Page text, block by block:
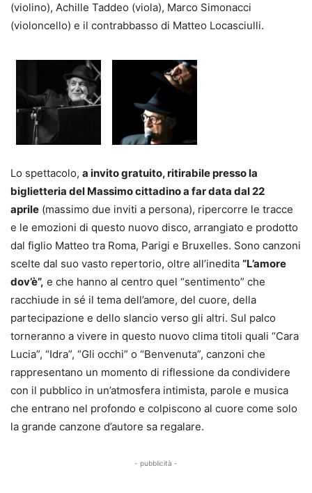
(violino), Achille Taddeo (viola), Marco Simonacci
(violoncello) e il contrabbasso di Matteo Locasciulli.
Lo spettacolo, a invito gratuito, ritirabile presso la
biglietteria del Massimo cittadino a far data dal 22
aprile (massimo due inviti a persona), ripercorre le tracce
e le emozioni di questo nuovo disco, arrangiato e prodotto
dal figlio Matteo tra Roma, Parigi e Bruxelles. Sono canzoni
scelte dal suo vasto repertorio, oltre all’inedita “L’amore
dov’è”, e che hanno al centro quel “sentimento” che
racchiude in sé il tema dell’amore, del cuore, della
partecipazione e dello slancio verso gli altri. Sul palco
torneranno a vivere in questo nuovo clima titoli quali “Cara
Lucia”, “Idra”, “Gli occhi” o “Benvenuta”, canzoni che
rappresentano un momento di riflessione da condividere
con il pubblico in un’atmosfera intimista, parole e musica
che entrano nel profondo e colpiscono al cuore come solo
la grande canzone d’autore sa regalare.
- pubblicità -